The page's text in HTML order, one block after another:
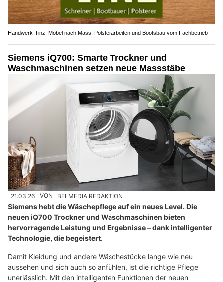
Handwerk-Tinz: Möbel nach Mass, Polsterarbeiten und Bootsbau vom Fachbetrieb
Siemens iQ700: Smarte Trockner und
Waschmaschinen setzen neue Massstäbe
21.03.26 VON BELMEDIA REDAKTION
Siemens hebt die Wäschepflege auf ein neues Level. Die
neuen iQ700 Trockner und Waschmaschinen bieten
hervorragende Leistung und Ergebnisse – dank intelligenter
Technologie, die begeistert.
Damit Kleidung und andere Wäschestücke lange wie neu
aussehen und sich auch so anfühlen, ist die richtige Pflege
unerlässlich. Mit den intelligenten Funktionen der neuen